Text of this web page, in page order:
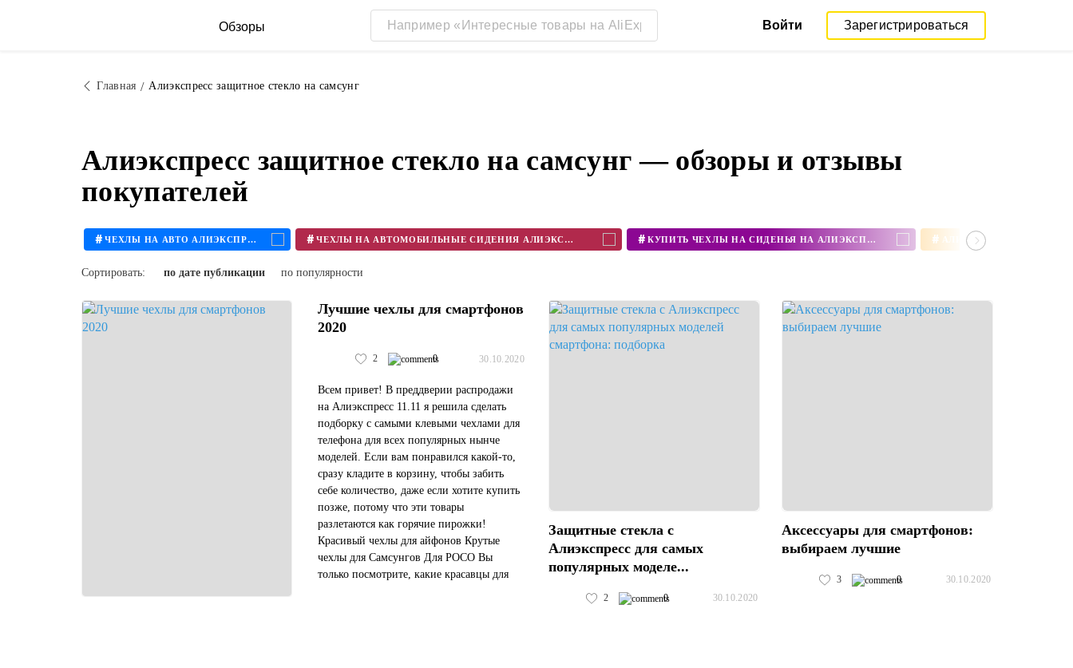
Обзоры Войти Зарегистрироваться
Главная Алиэкспресс защитное стекло на самсунг
Алиэкспресс защитное стекло на самсунг — обзоры и отзывы
покупателей
# ЧЕХЛЫ НА АВТО АЛИЭКСПРЕСС # ЧЕХЛЫ НА АВТОМОБИЛЬНЫЕ СИДЕНИЯ АЛИЭКСПРЕСС # КУПИТЬ ЧЕХЛЫ НА СИДЕНЬЯ НА АЛИЭКСПРЕСС #
Сортировать: по дате публикации по популярности
Лучшие чехлы для смартфонов
2020
2 0 30.10.2020
Всем привет! В преддверии распродажи
на Алиэкспресс 11.11 я решила сделать
подборку с самыми клевыми чехлами для
телефона для всех популярных нынче
моделей. Если вам понравился какой-то,
сразу кладите в корзину, чтобы забить
себе количество, даже если хотите купить
позже, потому что эти товары
разлетаются как горячие пирожки!
Красивый чехлы для айфонов Крутые
чехлы для Самсунгов Для POCO Вы
только посмотрите, какие красавцы для
Защитные стекла с
Алиэкспресс для самых
популярных моделе...
2 0 30.10.2020
Аксессуары для смартфонов:
выбираем лучшие
3 0 30.10.2020